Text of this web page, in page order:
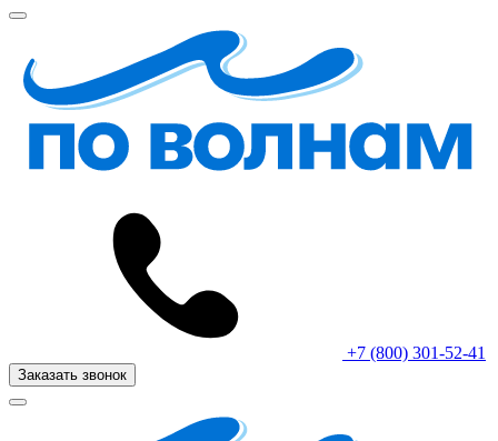
+7 (800) 301-52-41
Заказать звонок